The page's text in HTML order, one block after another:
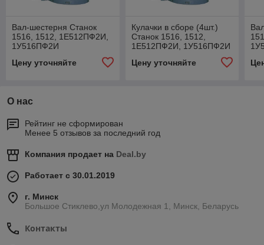
Вал-шестерня Станок
1516, 1512, 1Е512ПФ2И,
1У516ПФ2И
Цену уточняйте
Кулачки в сборе (4шт.)
Станок 1516, 1512,
1Е512ПФ2И, 1У516ПФ2И
Цену уточняйте
О нас
Рейтинг не сформирован
Менее 5 отзывов за последний год
Компания продает на Deal.by
Работает с 30.01.2019
г. Минск
Большое Стиклево,ул Молодежная 1, Минск, Беларусь
Контакты